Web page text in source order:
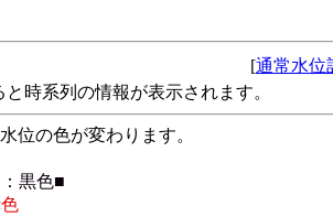
[通常水位
時系列の情報が表示されます。
位の色が変わります。
黒色■